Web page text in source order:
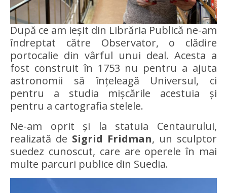
După ce am ieșit din Librăria Publică ne-am
îndreptat către Observator, o clădire
portocalie din vârful unui deal. Acesta a
fost construit în 1753 nu pentru a ajuta
astronomii să înțeleagă Universul, ci
pentru a studia mișcările acestuia și
pentru a cartografia stelele.
Ne-am oprit și la statuia Centaurului,
realizată de Sigrid Fridman, un sculptor
suedez cunoscut, care are operele în mai
multe parcuri publice din Suedia.